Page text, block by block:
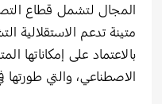
المجال لتشمل قطاع
متينة تدعم الاستقلالية
بالاعتماد على إمكاناتها
الاصطناعي، والتي